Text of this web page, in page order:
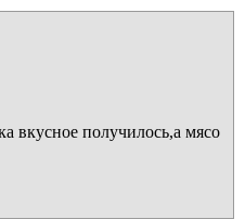
вкусное получилось,а мясо